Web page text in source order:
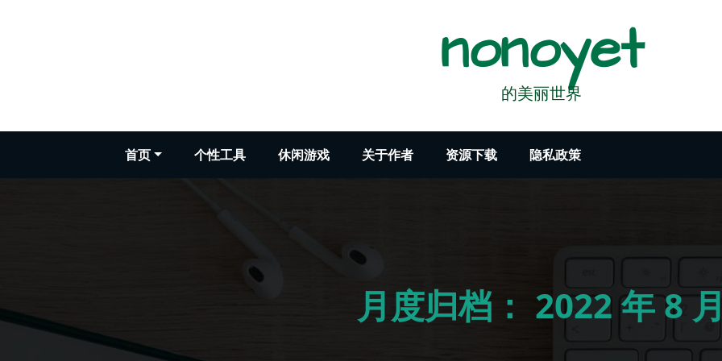
nonoyet
的美丽世界
首页 个性工具 休闲游戏 关于作者 资源下载 隐私政策
月度归档： 2022 年 8